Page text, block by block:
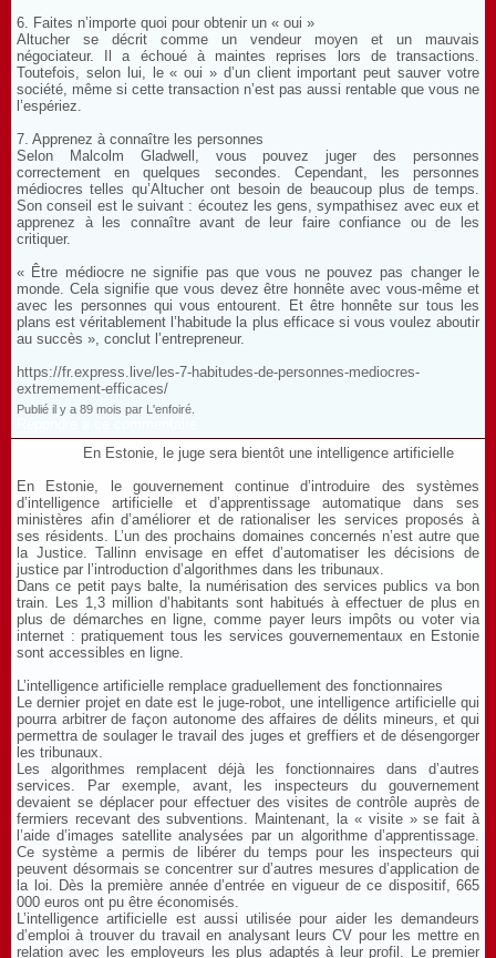
6. Faites n’importe quoi pour obtenir un « oui »
Altucher se décrit comme un vendeur moyen et un mauvais
négociateur. Il a échoué à maintes reprises lors de transactions.
Toutefois, selon lui, le « oui » d’un client important peut sauver votre
société, même si cette transaction n’est pas aussi rentable que vous ne
l’espériez.
7. Apprenez à connaître les personnes
Selon Malcolm Gladwell, vous pouvez juger des personnes
correctement en quelques secondes. Cependant, les personnes
médiocres telles qu’Altucher ont besoin de beaucoup plus de temps.
Son conseil est le suivant : écoutez les gens, sympathisez avec eux et
apprenez à les connaître avant de leur faire confiance ou de les
critiquer.
« Être médiocre ne signifie pas que vous ne pouvez pas changer le
monde. Cela signifie que vous devez être honnête avec vous-même et
avec les personnes qui vous entourent. Et être honnête sur tous les
plans est véritablement l’habitude la plus efficace si vous voulez aboutir
au succès », conclut l’entrepreneur.
https://fr.express.live/les-7-habitudes-de-personnes-mediocres-
extremement-efficaces/
Publié il y a 89 mois par L'enfoiré.
En Estonie, le juge sera bientôt une intelligence artificielle
En Estonie, le gouvernement continue d’introduire des systèmes
d’intelligence artificielle et d’apprentissage automatique dans ses
ministères afin d’améliorer et de rationaliser les services proposés à
ses résidents. L’un des prochains domaines concernés n’est autre que
la Justice. Tallinn envisage en effet d’automatiser les décisions de
justice par l’introduction d’algorithmes dans les tribunaux.
Dans ce petit pays balte, la numérisation des services publics va bon
train. Les 1,3 million d’habitants sont habitués à effectuer de plus en
plus de démarches en ligne, comme payer leurs impôts ou voter via
internet : pratiquement tous les services gouvernementaux en Estonie
sont accessibles en ligne.
L’intelligence artificielle remplace graduellement des fonctionnaires
Le dernier projet en date est le juge-robot, une intelligence artificielle qui
pourra arbitrer de façon autonome des affaires de délits mineurs, et qui
permettra de soulager le travail des juges et greffiers et de désengorger
les tribunaux.
Les algorithmes remplacent déjà les fonctionnaires dans d’autres
services. Par exemple, avant, les inspecteurs du gouvernement
devaient se déplacer pour effectuer des visites de contrôle auprès de
fermiers recevant des subventions. Maintenant, la « visite » se fait à
l’aide d’images satellite analysées par un algorithme d’apprentissage.
Ce système a permis de libérer du temps pour les inspecteurs qui
peuvent désormais se concentrer sur d’autres mesures d’application de
la loi. Dès la première année d’entrée en vigueur de ce dispositif, 665
000 euros ont pu être économisés.
L’intelligence artificielle est aussi utilisée pour aider les demandeurs
d’emploi à trouver du travail en analysant leurs CV pour les mettre en
relation avec les employeurs les plus adaptés à leur profil. Le premier